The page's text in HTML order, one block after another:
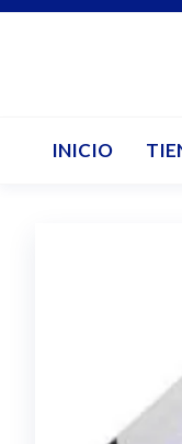
Saltar
INICIO